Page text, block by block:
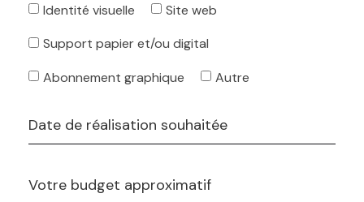
Identité visuelle
Site web
Support papier et/ou digital
Abonnement graphique
Autre